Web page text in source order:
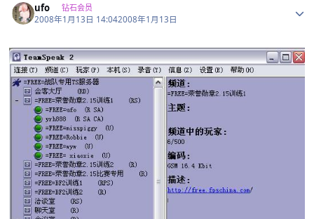
ufo 钻石会员
2008年1月13日 14:042008年1月13日